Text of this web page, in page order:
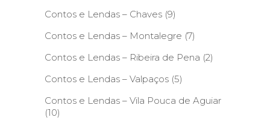
Contos e Lendas – Chaves (9)
Contos e Lendas – Montalegre (7)
Contos e Lendas – Ribeira de Pena (2)
Contos e Lendas – Valpaços (5)
Contos e Lendas – Vila Pouca de Aguiar
(10)